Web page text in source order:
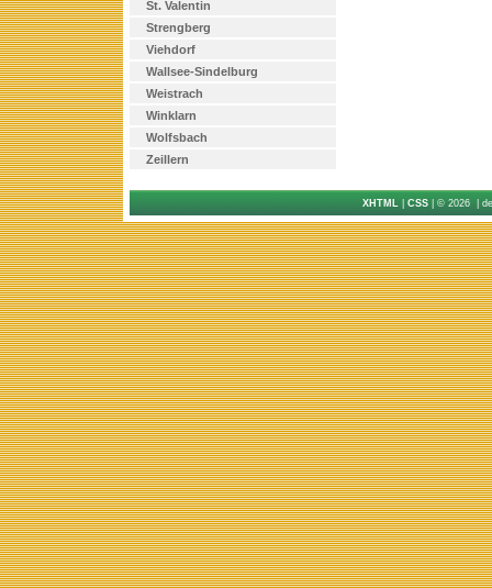
St. Valentin
Strengberg
Viehdorf
Wallsee-Sindelburg
Weistrach
Winklarn
Wolfsbach
Zeillern
XHTML CSS | © 2026 |